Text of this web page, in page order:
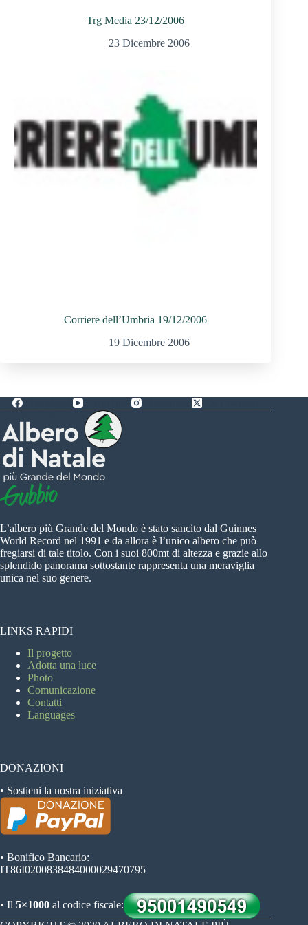
Trg Media 23/12/2006
23 Dicembre 2006
Corriere dell’Umbria 19/12/2006
19 Dicembre 2006
Facebook
L’albero più Grande del Mondo è stato sancito dal Guinnes
World Record nel 1991 e da allora è l’unico albero che può
fregiarsi di tale titolo. Con i suoi 800mt di altezza e grazie allo
splendido panorama sottostante rappresenta una meraviglia
unica nel suo genere.
LINKS RAPIDI
Il progetto
Adotta una luce
Photo
Comunicazione
Contatti
Languages
DONAZIONI
• Sostieni la nostra iniziativa
• Bonifico Bancario:
IT86I0200838484000029470795
• Il 5×1000 al codice fiscale: